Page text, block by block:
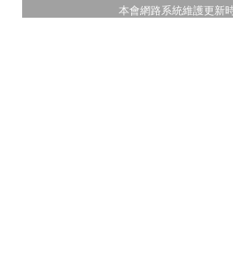
本會網路系統維護更新